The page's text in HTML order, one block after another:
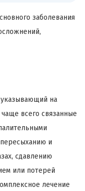
заболевания
на
всего связанные
и
сдавлению
или потерей
лечение